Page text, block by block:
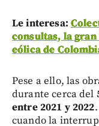
Le interesa:
consultas, la gran
eólica de
Pese a ello, las
durante cerca del
entre 2021 y 2022
cuando la